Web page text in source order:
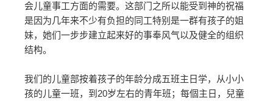
会儿童事工方面的需要。这部门之所以能受到神的祝福
是因为几年来不少有负担的同工特别是一群有孩子的姐
妹，她们一步步建立起来好的事奉风气以及健全的组织
结构。
我们的儿童部按着孩子的年龄分成五班主日学，从小小
孩的儿童一班，到20岁左右的青年班；每個主日，兒童